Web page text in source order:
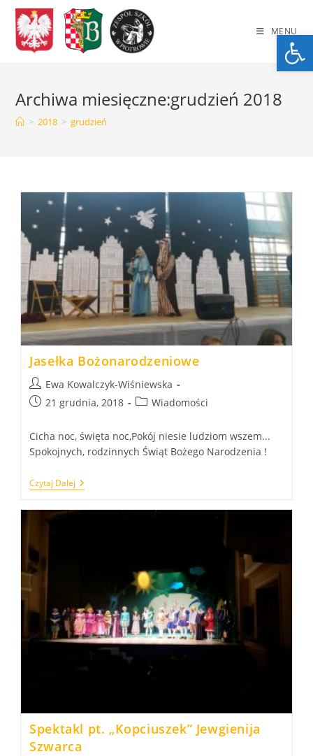
Skip
content
MENU
Archiwa miesięczne:grudzień 2018
> 2018 > grudzień
Jasełka Bożonarodzeniowe
Post
author:
Ewa Kowalczyk-Wiśniewska
Post21 grudnia, 2018
PostWiadomości
Cicha noc, święta noc,Pokój niesie ludziom wszem...
Spokojnych, rodzinnych Świąt Bożego Narodzenia !
Czytaj Dalej Jasełka
Bożonarodzeniowe
Spektakl pt. „Kopciuszek” Jewgienija
Szwarca